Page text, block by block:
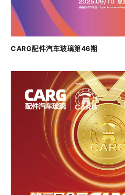
CARG配件汽车玻璃第46期